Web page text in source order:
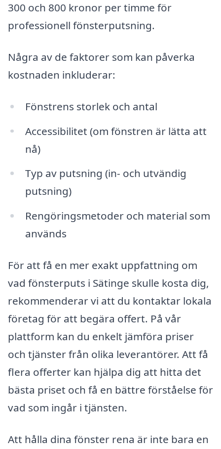
300 och 800 kronor per timme för
professionell fönsterputsning.
Några av de faktorer som kan påverka
kostnaden inkluderar:
Fönstrens storlek och antal
Accessibilitet (om fönstren är lätta att
nå)
Typ av putsning (in- och utvändig
putsning)
Rengöringsmetoder och material som
används
För att få en mer exakt uppfattning om
vad fönsterputs i Sätinge skulle kosta dig,
rekommenderar vi att du kontaktar lokala
företag för att begära offert. På vår
plattform kan du enkelt jämföra priser
och tjänster från olika leverantörer. Att få
flera offerter kan hjälpa dig att hitta det
bästa priset och få en bättre förståelse för
vad som ingår i tjänsten.
Att hålla dina fönster rena är inte bara en